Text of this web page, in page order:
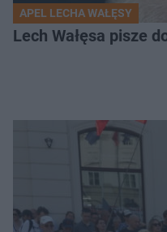
APEL LECHA WAŁĘSY
Lech Wałęsa pisze